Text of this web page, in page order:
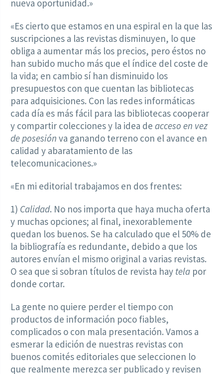
nueva oportunidad.»
«Es cierto que estamos en una espiral en la que las
suscripciones a las revistas disminuyen, lo que
obliga a aumentar más los precios, pero éstos no
han subido mucho más que el índice del coste de
la vida; en cambio sí han disminuido los
presupuestos con que cuentan las bibliotecas
para adquisiciones. Con las redes informáticas
cada día es más fácil para las bibliotecas cooperar
y compartir colecciones y la idea de acceso en vez
de posesión va ganando terreno con el avance en
calidad y abaratamiento de las
telecomunicaciones.»
«En mi editorial trabajamos en dos frentes:
1) Calidad. No nos importa que haya mucha oferta
y muchas opciones; al final, inexorablemente
quedan los buenos. Se ha calculado que el 50% de
la bibliografía es redundante, debido a que los
autores envían el mismo original a varias revistas.
O sea que si sobran títulos de revista hay tela por
donde cortar.
La gente no quiere perder el tiempo con
productos de información poco fiables,
complicados o con mala presentación. Vamos a
esmerar la edición de nuestras revistas con
buenos comités editoriales que seleccionen lo
que realmente merezca ser publicado y revisen